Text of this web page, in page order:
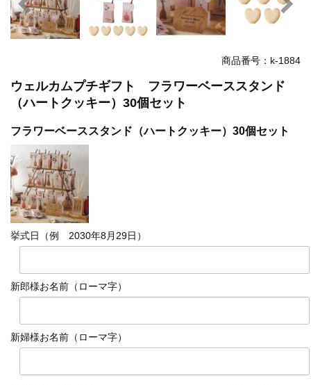
商品番号：k-1884
ウェルカムプチギフト フラワーベーススタンド
（ハートクッキー）30個セット
フラワーベーススタンド（ハートクッキー）30個セット
挙式日（例 2030年8月29日）
新郎様お名前（ローマ字）
新婦様お名前（ローマ字）